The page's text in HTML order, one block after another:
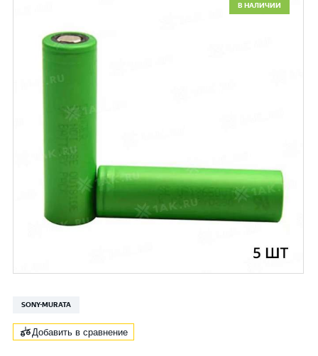
В НАЛИЧИИ
SONY-MURATA
Добавить в сравнение